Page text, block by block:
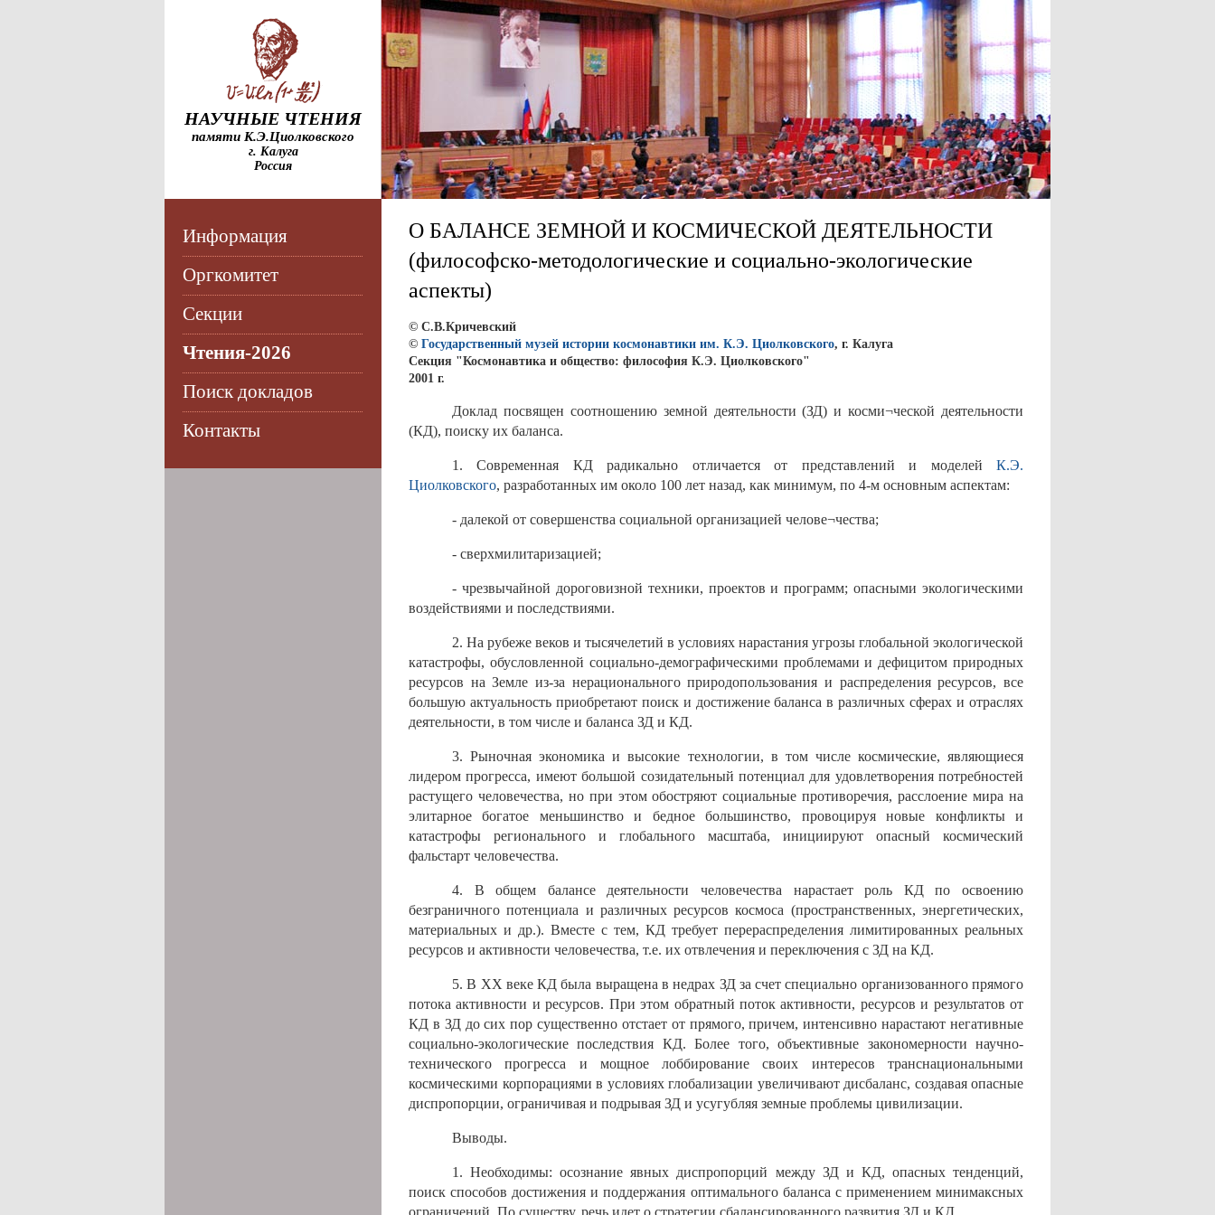
НАУЧНЫЕ ЧТЕНИЯ
памяти К.Э.Циолковского
г. Калуга
Россия
Информация
Оргкомитет
Секции
Чтения-2026
Поиск докладов
Контакты
О БАЛАНСЕ ЗЕМНОЙ И КОСМИЧЕСКОЙ ДЕЯТЕЛЬНОСТИ
(философско-методологические и социально-экологические
аспекты)
© С.В.Кричевский
© Государственный музей истории космонавтики им. К.Э. Циолковского, г. Калуга
Секция "Космонавтика и общество: философия К.Э. Циолковского"
2001 г.
Доклад посвящен соотношению земной деятельности (ЗД) и косми¬ческой деятельности
(КД), поиску их баланса.
1. Современная КД радикально отличается от представлений и моделей К.Э.
Циолковского, разработанных им около 100 лет назад, как минимум, по 4-м основным аспектам:
- далекой от совершенства социальной организацией челове¬чества;
- сверхмилитаризацией;
- чрезвычайной дороговизной техники, проектов и программ; опасными экологическими
воздействиями и последствиями.
2. На рубеже веков и тысячелетий в условиях нарастания угрозы глобальной экологической
катастрофы, обусловленной социально-демографическими проблемами и дефицитом природных
ресурсов на Земле из-за нерационального природопользования и распределения ресурсов, все
большую актуальность приобретают поиск и достижение баланса в различных сферах и отраслях
деятельности, в том числе и баланса ЗД и КД.
3. Рыночная экономика и высокие технологии, в том числе космические, являющиеся
лидером прогресса, имеют большой созидательный потенциал для удовлетворения потребностей
растущего человечества, но при этом обостряют социальные противоречия, расслоение мира на
элитарное богатое меньшинство и бедное большинство, провоцируя новые конфликты и
катастрофы регионального и глобального масштаба, инициируют опасный космический
фальстарт человечества.
4. В общем балансе деятельности человечества нарастает роль КД по освоению
безграничного потенциала и различных ресурсов космоса (пространственных, энергетических,
материальных и др.). Вместе с тем, КД требует перераспределения лимитированных реальных
ресурсов и активности человечества, т.е. их отвлечения и переключения с ЗД на КД.
5. В XX веке КД была выращена в недрах ЗД за счет специально организованного прямого
потока активности и ресурсов. При этом обратный поток активности, ресурсов и результатов от
КД в ЗД до сих пор существенно отстает от прямого, причем, интенсивно нарастают негативные
социально-экологические последствия КД. Более того, объективные закономерности научно-
технического прогресса и мощное лоббирование своих интересов транснациональными
космическими корпорациями в условиях глобализации увеличивают дисбаланс, создавая опасные
диспропорции, ограничивая и подрывая ЗД и усугубляя земные проблемы цивилизации.
Выводы.
1. Необходимы: осознание явных диспропорций между ЗД и КД, опасных тенденций,
поиск способов достижения и поддержания оптимального баланса с применением минимаксных
ограничений. По существу, речь идет о стратегии сбалансированного развития ЗД и КД.